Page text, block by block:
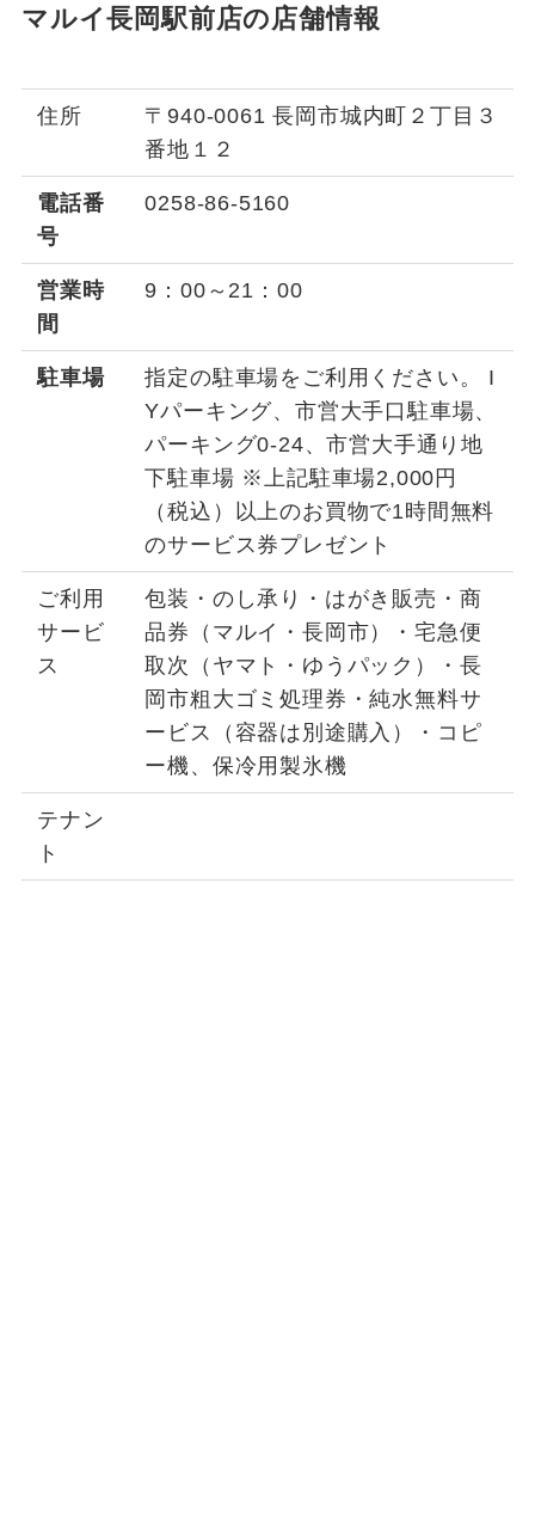
マルイ長岡駅前店の店舗情報
住所
〒940-0061 長岡市城内町２丁目３
番地１２
電話番
号
0258-86-5160
営業時
間
9：00～21：00
駐車場
指定の駐車場をご利用ください。 I
Yパーキング、市営大手口駐車場、
パーキング0-24、市営大手通り地
下駐車場 ※上記駐車場2,000円
（税込）以上のお買物で1時間無料
のサービス券プレゼント
ご利用
サービ
ス
包装・のし承り・はがき販売・商
品券（マルイ・長岡市）・宅急便
取次（ヤマト・ゆうパック）・長
岡市粗大ゴミ処理券・純水無料サ
ービス（容器は別途購入）・コピ
ー機、保冷用製氷機
テナン
ト